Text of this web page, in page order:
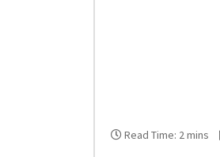
Read Time: 2 mins